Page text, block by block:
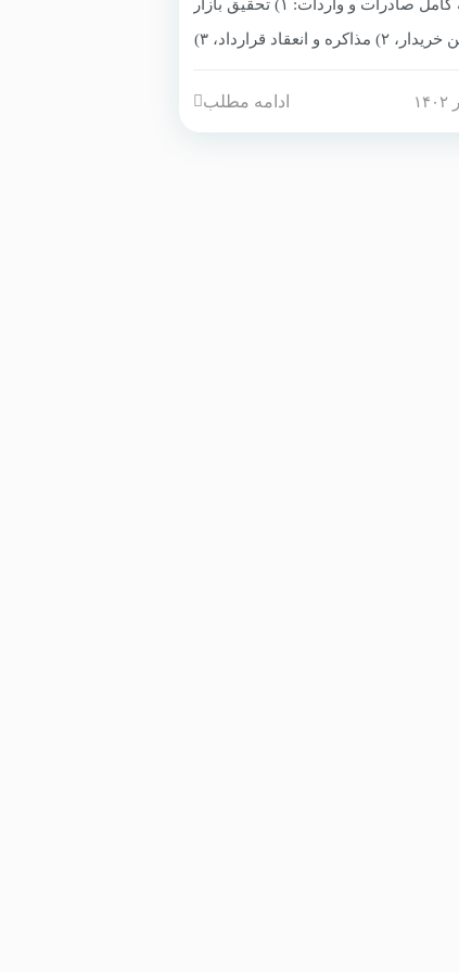
چرخه کامل صادرات و واردات: ۱) تحقیق بازار
و یافتن خریدار، ۲) مذاکره و انعقاد قرارداد، ۳)
گواهی‌ها، ۵) حمل و نقل (بارگیری، بیمه،
ادامه مطلب